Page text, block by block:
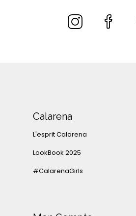
Calarena
L'esprit Calarena
LookBook 2025
#CalarenaGirls